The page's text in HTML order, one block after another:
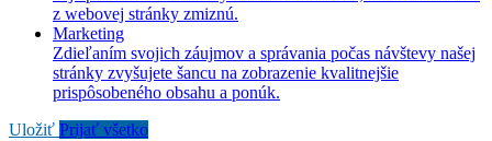
z webovej stránky zmiznú.
Marketing
Zdieľaním svojich záujmov a správania počas návštevy našej
stránky zvyšujete šancu na zobrazenie kvalitnejšie
prispôsobeného obsahu a ponúk.
Uložiť Prijať všetko